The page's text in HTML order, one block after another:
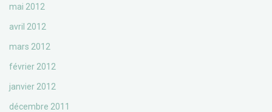
mai 2012
avril 2012
mars 2012
février 2012
janvier 2012
décembre 2011